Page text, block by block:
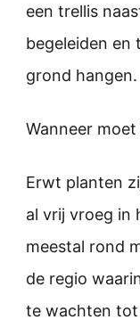
een trellis
begeleiden en
grond hangen.
Wanneer
Erwt planten
al vrij vroeg in
meestal rond
de regio
te wachten